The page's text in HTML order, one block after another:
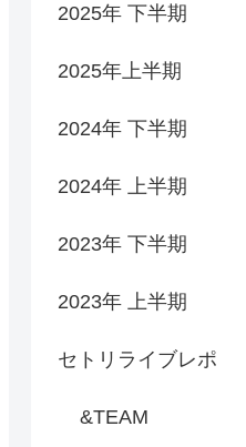
2025年 下半期
2025年上半期
2024年 下半期
2024年 上半期
2023年 下半期
2023年 上半期
セトリライブレポ
&TEAM